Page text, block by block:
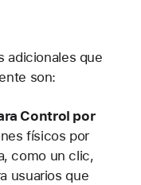
adicionales que
son:
Control por
físicos por
como un clic,
usuarios que